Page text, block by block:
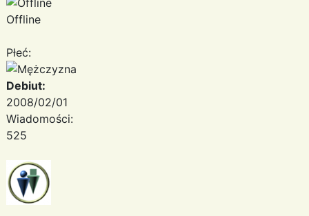
Offline
Płeć:
Debiut:
2008/02/01
Wiadomości:
525